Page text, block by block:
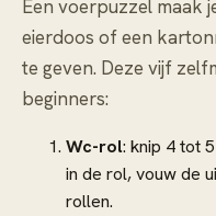
Een voerpuzzel maak
eierdoos of een
te geven. Deze vijf
beginners:
Wc-rol: knip 4 tot
in de rol, vouw de
rollen.